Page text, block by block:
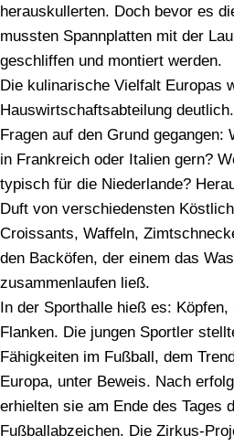
herauskullerten. Doch bevor es
mussten Spannplatten mit der
geschliffen und montiert werden.
Die kulinarische Vielfalt Europas
Hauswirtschaftsabteilung
Fragen auf den Grund gegangen:
in Frankreich oder Italien gern?
typisch für die Niederlande?
Duft von verschiedensten
Croissants, Waffeln,
den Backöfen, der einem das
zusammenlaufen ließ.
In der Sporthalle hieß es:
Flanken. Die jungen Sportler
Fähigkeiten im Fußball, dem
Europa, unter Beweis. Nach
erhielten sie am Ende des Tages
Fußballabzeichen. Die Zirkus-